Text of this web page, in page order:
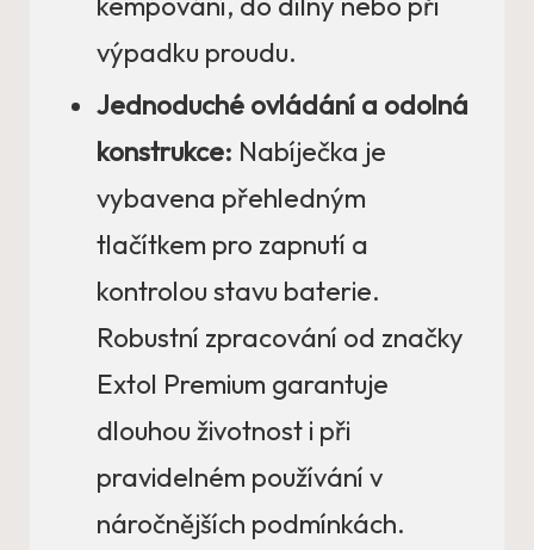
výpadku proudu.
Jednoduché ovládání a odolná
konstrukce: Nabíječka je
vybavena přehledným
tlačítkem pro zapnutí a
kontrolou stavu baterie.
Robustní zpracování od značky
Extol Premium garantuje
dlouhou životnost i při
pravidelném používání v
náročnějších podmínkách.